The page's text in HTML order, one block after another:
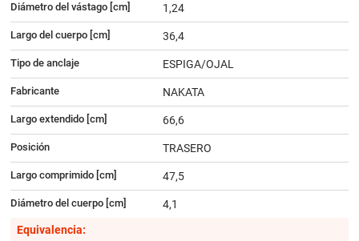
Diámetro del vástago [cm] 1,24
Largo del cuerpo [cm] 36,4
Tipo de anclaje ESPIGA/OJAL
Fabricante NAKATA
Largo extendido [cm] 66,6
Posición TRASERO
Largo comprimido [cm] 47,5
Diámetro del cuerpo [cm]
4,1
Equivalencia: